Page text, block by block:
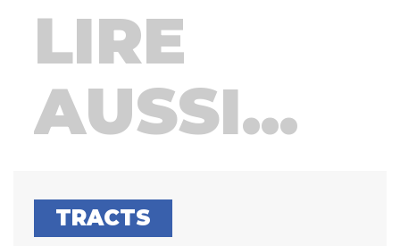
LIRE
AUSSI...
TRACTS